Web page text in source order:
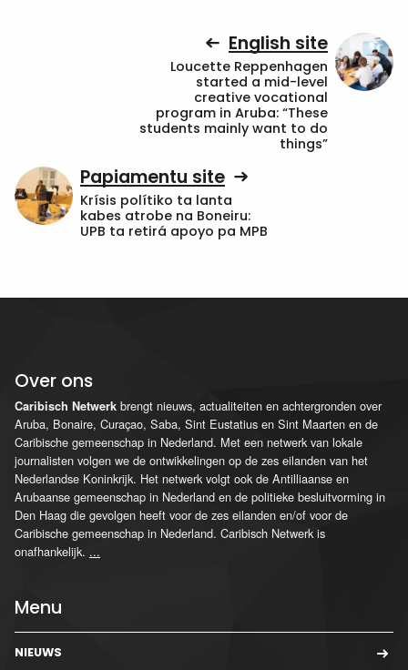
English site
Loucette Reppenhagen
started a mid-level
creative vocational
program in Aruba: “These
students mainly want to do
things”
Papiamentu site
Krísis polítiko ta lanta
kabes atrobe na Boneiru:
UPB ta retirá apoyo pa MPB
Over ons
Caribisch Netwerk brengt nieuws, actualiteiten en achtergronden over
Aruba, Bonaire, Curaçao, Saba, Sint Eustatius en Sint Maarten en de
Caribische gemeenschap in Nederland. Met een netwerk van lokale
journalisten volgen we de ontwikkelingen op de zes eilanden van het
Nederlandse Koninkrijk. Het netwerk volgt ook de Antilliaanse en
Arubaanse gemeenschap in Nederland en de politieke besluitvorming in
Den Haag die gevolgen heeft voor de zes eilanden en/of voor de
Caribische gemeenschap in Nederland. Caribisch Netwerk is
onafhankelijk. ...
Menu
NIEUWS